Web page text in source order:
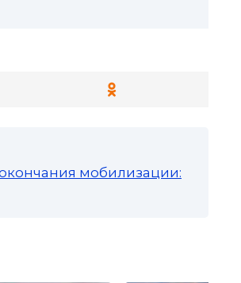
мобилизации: